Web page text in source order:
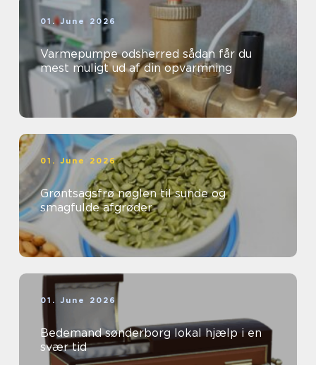
01. June 2026
Varmepumpe odsherred sådan får du
mest muligt ud af din opvarmning
01. June 2026
Grøntsagsfrø nøglen til sunde og
smagfulde afgrøder
01. June 2026
Bedemand sønderborg lokal hjælp i en
svær tid